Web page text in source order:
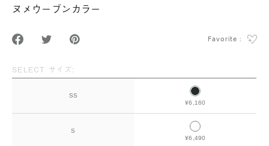
ヌメウーブンカラー
Favorite :
SELECT サイズ:
SS
¥6,160
S
¥6,490